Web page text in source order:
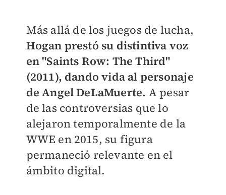
Más allá de los juegos de lucha,
Hogan prestó su distintiva voz
en "Saints Row: The Third"
(2011), dando vida al personaje
de Angel DeLaMuerte. A pesar
de las controversias que lo
alejaron temporalmente de la
WWE en 2015, su figura
permaneció relevante en el
ámbito digital.